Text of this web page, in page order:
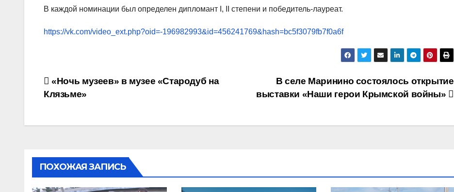
В каждой номинации был определен дипломант I, II степени и победитель-лауреат.
https://vk.com/video_ext.php?oid=-196982993&id=456241769&hash=bc5f3079fb7f0a6f
Навигация
записям
В селе Маринино состоялось открытие
выставки «Наши герои Крымской войны»
«Ночь музеев» в музее «Стародуб на
Клязьме»
ПОХОЖАЯ ЗАПИСЬ